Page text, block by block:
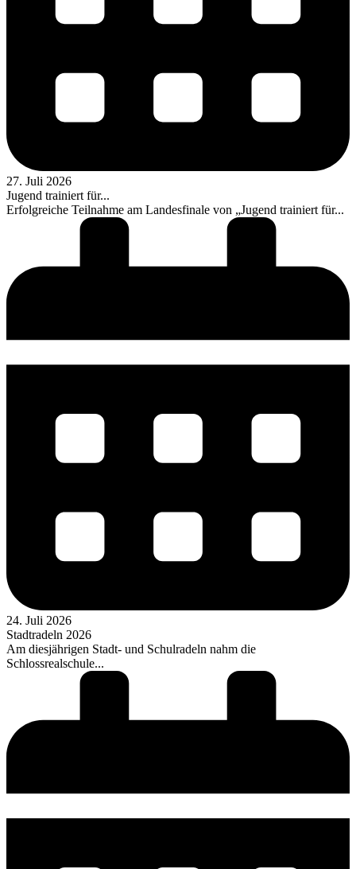
27. Juli 2026
Jugend trainiert für...
Erfolgreiche Teilnahme am Landesfinale von „Jugend trainiert für...
24. Juli 2026
Stadtradeln 2026
Am diesjährigen Stadt- und Schulradeln nahm die
Schlossrealschule...